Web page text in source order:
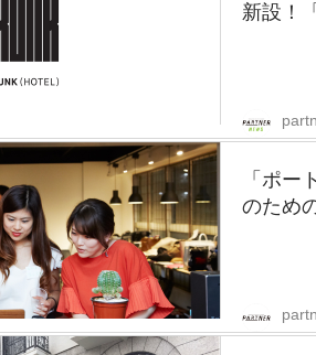
新設！
「ポー
のため